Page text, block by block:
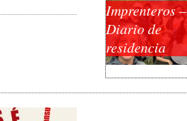
Imprenteros –
Diario de
residencia